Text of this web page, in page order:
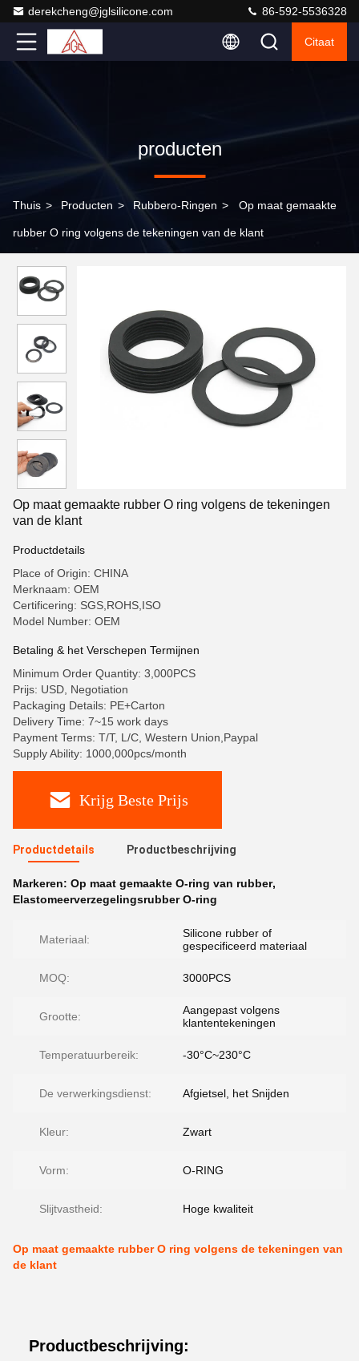
derekcheng@jglsilicone.com 86-592-5536328
Citaat
producten
Thuis > Producten > Rubbero-Ringen > Op maat gemaakte
rubber O ring volgens de tekeningen van de klant
Op maat gemaakte rubber O ring volgens de tekeningen
van de klant
Productdetails
Place of Origin: CHINA
Merknaam: OEM
Certificering: SGS,ROHS,ISO
Model Number: OEM
Betaling & het Verschepen Termijnen
Minimum Order Quantity: 3,000PCS
Prijs: USD, Negotiation
Packaging Details: PE+Carton
Delivery Time: 7~15 work days
Payment Terms: T/T, L/C, Western Union,Paypal
Supply Ability: 1000,000pcs/month
Krijg Beste Prijs
Productdetails Productbeschrijving
Markeren: Op maat gemaakte O-ring van rubber,
Elastomeerverzegelingsrubber O-ring
Materiaal:
Silicone rubber of
gespecificeerd materiaal
MOQ: 3000PCS
Grootte:
Aangepast volgens
klantentekeningen
Temperatuurbereik: -30°C~230°C
De verwerkingsdienst: Afgietsel, het Snijden
Kleur: Zwart
Vorm: O-RING
Slijtvastheid: Hoge kwaliteit
Op maat gemaakte rubber O ring volgens de tekeningen van
de klant
Productbeschrijving: